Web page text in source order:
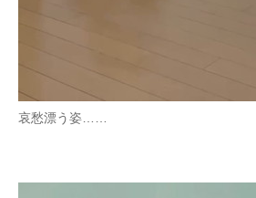
哀愁漂う姿……